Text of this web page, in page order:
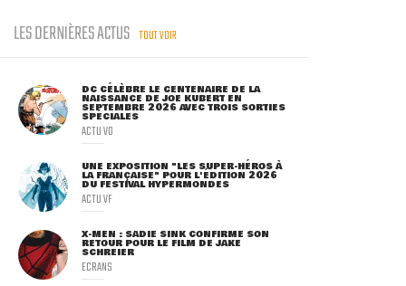
LES DERNIÈRES ACTUS TOUT VOIR
DC CÉLÈBRE LE CENTENAIRE DE LA
NAISSANCE DE JOE KUBERT EN
SEPTEMBRE 2026 AVEC TROIS SORTIES
SPÉCIALES
ACTU VO
UNE EXPOSITION "LES SUPER-HÉROS À
LA FRANÇAISE" POUR L'ÉDITION 2026
DU FESTIVAL HYPERMONDES
ACTU VF
X-MEN : SADIE SINK CONFIRME SON
RETOUR POUR LE FILM DE JAKE
SCHREIER
ECRANS